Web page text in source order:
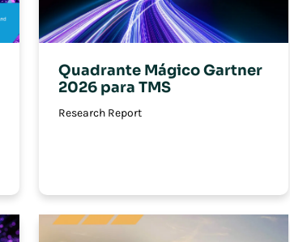
Quadrante Mágico Gartner
2026 para TMS
Research Report